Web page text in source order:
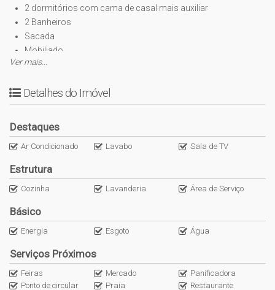
2 dormitórios com cama de casal mais auxiliar
2 Banheiros
Sacada
Mobiliado
Área técnica com máquinas de ar condicionado instalado
Sala
Cozinha e Área de churrasco contendo:
Churrasqueira
Fogão à lenha
Forno
Micro-ondas
Geladeira
Cervejeira
Sofá
TV 70 polegadas
Fogão à gás
Chapa elétrica
Banheiro social
Dispensa
Ver mais...
Detalhes do Imóvel
Destaques
Ar Condicionado Lavabo Sala de TV
Estrutura
Cozinha Lavanderia Área de Serviço
Básico
Energia Esgoto Água
Serviços Próximos
Feiras Mercado
Panificadora
Ponto de circular
Praia Restaurante